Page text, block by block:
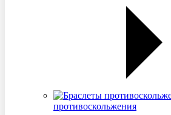
противоскольжения